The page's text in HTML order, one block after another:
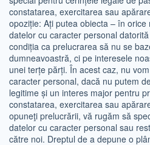
constatarea, exercitarea sau
opoziție: Ați putea obiecta – în
datelor cu caracter personal
condiția ca prelucrarea să nu se
dumneavoastră, ci pe interesele
unei terțe părți. În acest caz, nu
caracter personal, dacă nu putem
legitime și un interes major pentru
constatarea, exercitarea sau
opuneţi prelucrării, vă rugăm să
datelor cu caracter personal sau
către noi. Dreptul de a depune o